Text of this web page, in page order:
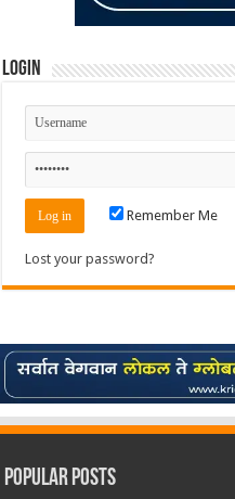
Login
Remember Me
Lost your password?
Popular Posts